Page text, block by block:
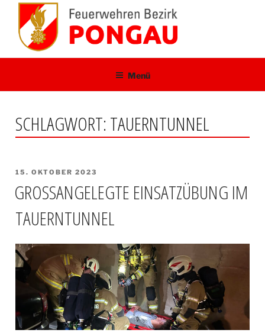
springen
Menü
SCHLAGWORT:TAUERNTUNNEL
VERÖFFENTLICHT
15. OKTOBER 2023
GROSSANGELEGTE EINSATZÜBUNG IM T
AUERNTUNNEL